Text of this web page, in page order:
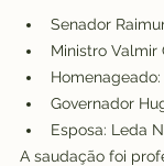
Senador
Ministro Valmir
Governador
Esposa: Leda
A saudação foi